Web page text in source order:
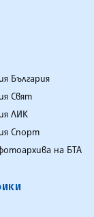
България
Свят
ЛИК
Спорт
на БТА